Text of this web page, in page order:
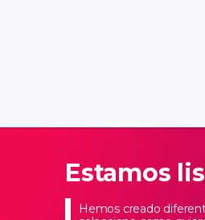
Estamos
Hemos creado